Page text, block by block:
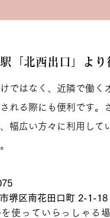
「北西出口」より
ではなく、近隣で働く
れる際にも便利です。
幅広い方々に利用して
堺区南花田口町 2-1-
使っていらっしゃる